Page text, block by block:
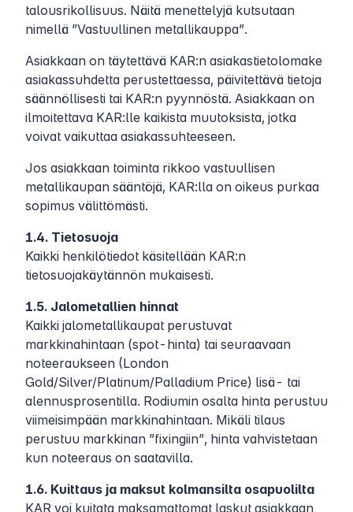
talousrikollisuus. Näitä menettelyjä kutsutaan
nimellä ”Vastuullinen metallikauppa”.
Asiakkaan on täytettävä KAR:n asiakastietolomake
asiakassuhdetta perustettaessa, päivitettävä tietoja
säännöllisesti tai KAR:n pyynnöstä. Asiakkaan on
ilmoitettava KAR:lle kaikista muutoksista, jotka
voivat vaikuttaa asiakassuhteeseen.
Jos asiakkaan toiminta rikkoo vastuullisen
metallikaupan sääntöjä, KAR:lla on oikeus purkaa
sopimus välittömästi.
1.4. Tietosuoja
Kaikki henkilötiedot käsitellään KAR:n
tietosuojakäytännön mukaisesti.
1.5. Jalometallien hinnat
Kaikki jalometallikaupat perustuvat
markkinahintaan (spot-hinta) tai seuraavaan
noteeraukseen (London
Gold/Silver/Platinum/Palladium Price) lisä- tai
alennusprosentilla. Rodiumin osalta hinta perustuu
viimeisimpään markkinahintaan. Mikäli tilaus
perustuu markkinan ”fixingiin”, hinta vahvistetaan
kun noteeraus on saatavilla.
1.6. Kuittaus ja maksut kolmansilta osapuolilta
KAR voi kuitata maksamattomat laskut asiakkaan